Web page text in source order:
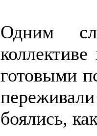
Одним
готовыми
боялись,